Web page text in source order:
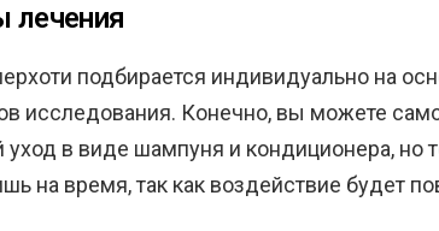
подбирается индивидуально на
исследования. Конечно, вы можете
в виде шампуня и кондиционера, но
на время, так как воздействие будет